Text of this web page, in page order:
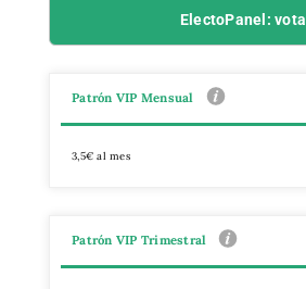
ElectoPanel: vota
Patrón VIP Mensual
3,5€ al mes
Patrón VIP Trimestral